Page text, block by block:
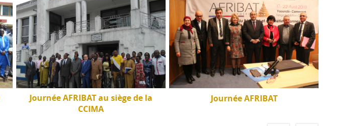
Journée AFRIBAT au siège de la
CCIMA
Journée AFRIBAT